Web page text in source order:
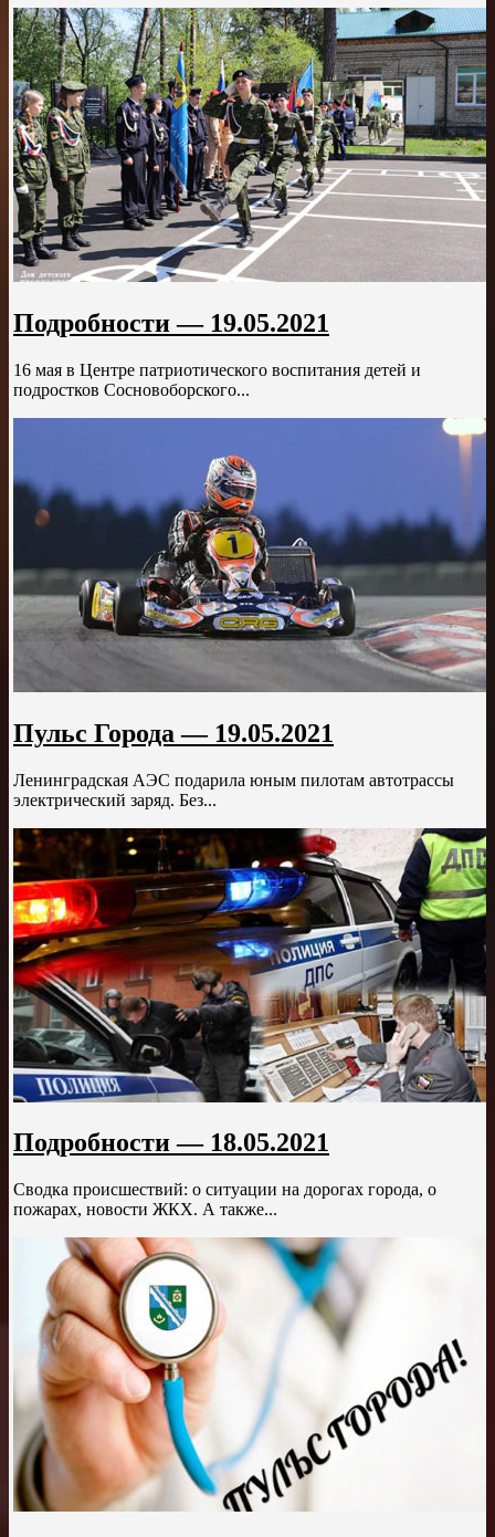
Подробности — 19.05.2021
16 мая в Центре патриотического воспитания детей и
подростков Сосновоборского...
Пульс Города — 19.05.2021
Ленинградская АЭС подарила юным пилотам автотрассы
электрический заряд. Без...
Подробности — 18.05.2021
Сводка происшествий: о ситуации на дорогах города, о
пожарах, новости ЖКХ. А также...